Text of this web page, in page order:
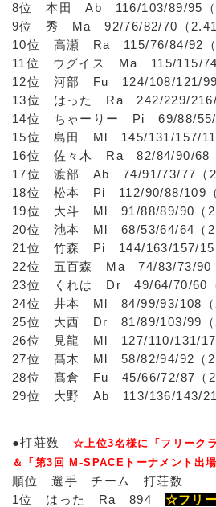
8位 本田 Ab 116/103/89/95（
9位 秀 Ma 92/76/82/70（2.41
10位 高瀬 Ra 115/76/84/92（
11位 ウグイス Ma 115/115/74/
12位 河部 Fu 124/108/121/99
13位 はった Ra 242/229/216/
14位 ちゃーりー Pi 69/88/55/
15位 島田 Ml 145/131/157/113
16位 佐々木 Ra 82/84/90/68
17位 渡部 Ab 74/91/73/77（
18位 松本 Pi 112/90/88/109（
19位 大斗 Ml 91/88/89/90（
20位 池本 Ml 68/53/64/64（
21位 竹森 Pi 144/163/157/151
22位 五百森 Ma 74/83/73/90
23位 くれは Dr 49/64/70/60（
24位 井本 Ml 84/99/93/108（
25位 大西 Dr 81/89/103/99（
26位 見龍 Ml 127/110/131/174
27位 髙木 Ml 58/82/94/92（
28位 髙倉 Fu 45/66/72/87（
29位 大野 Ab 113/136/143/
●打荘数 ☆上位3名様に「フリーク
＆「第3回 M-SPACEトーナメント出
順位 選手 チーム 打荘数
1位 はった Ra 894 ☆フリ